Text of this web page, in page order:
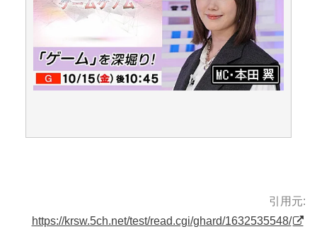
引用元:
https://krsw.5ch.net/test/read.cgi/ghard/1632535548/